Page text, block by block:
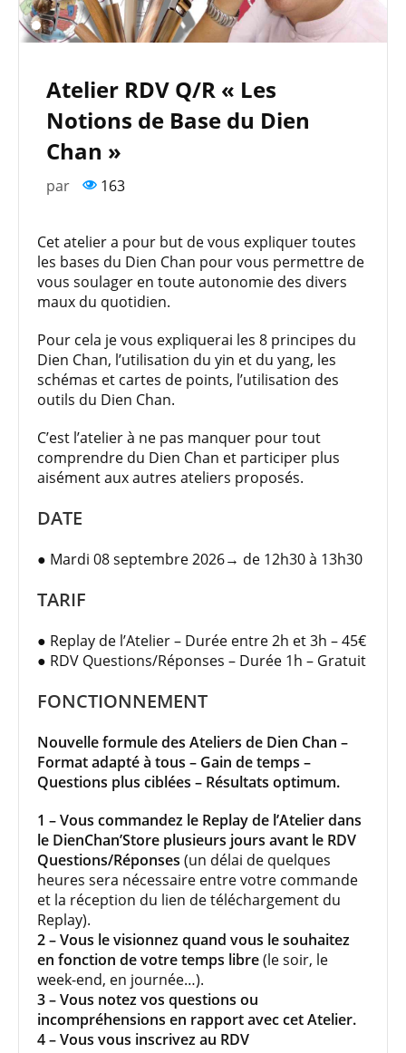
Atelier RDV Q/R « Les
Notions de Base du Dien
Chan »
par 163
Cet atelier a pour but de vous expliquer toutes
les bases du Dien Chan pour vous permettre de
vous soulager en toute autonomie des divers
maux du quotidien.
Pour cela je vous expliquerai les 8 principes du
Dien Chan, l’utilisation du yin et du yang, les
schémas et cartes de points, l’utilisation des
outils du Dien Chan.
C’est l’atelier à ne pas manquer pour tout
comprendre du Dien Chan et participer plus
aisément aux autres ateliers proposés.
DATE
● Mardi 08 septembre 2026→ de 12h30 à 13h30
TARIF
● Replay de l’Atelier – Durée entre 2h et 3h – 45€
● RDV Questions/Réponses – Durée 1h – Gratuit
FONCTIONNEMENT
Nouvelle formule des Ateliers de Dien Chan –
Format adapté à tous – Gain de temps –
Questions plus ciblées – Résultats optimum.
1 – Vous commandez le Replay de l’Atelier dans
le DienChan’Store plusieurs jours avant le RDV
Questions/Réponses (un délai de quelques
heures sera nécessaire entre votre commande
et la réception du lien de téléchargement du
Replay).
2 – Vous le visionnez quand vous le souhaitez
en fonction de votre temps libre(le soir, le
week-end, en journée…).
3 – Vous notez vos questions ou
incompréhensions en rapport avec cet Atelier.
4 – Vous vous inscrivez au RDV